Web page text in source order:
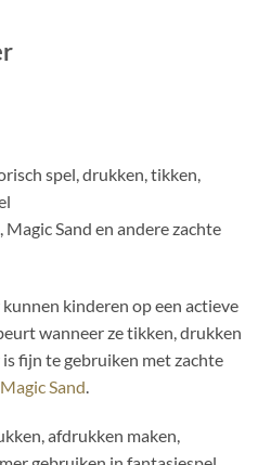
spel, drukken, tikken,
Magic Sand en andere zachte
kinderen op een actieve
wanneer ze tikken, drukken
fijn te gebruiken met zachte
Magic Sand
afdrukken maken,